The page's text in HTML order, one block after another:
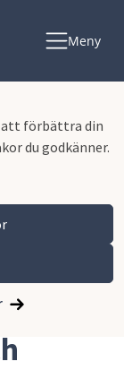
att förbättra din
du godkänner.
Meny